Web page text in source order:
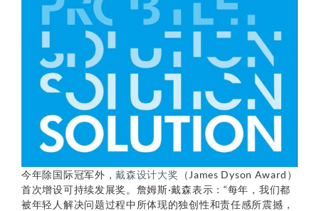
今年除国际冠军外，戴森设计大奖 （James Dyson Award）
首次增设可持续发展奖。詹姆斯·戴森表示：“每年，我们都
被年轻人解决问题过程中所体现的独创性和责任感所震撼，